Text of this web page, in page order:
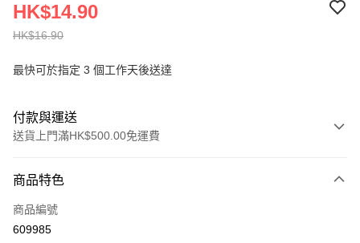
HK$16.90
HK$14.90
最快可於指定 3 個工作天後送達
付款與運送
送貨上門滿HK$500.00免運費
信用卡
AlipayHK
商品特色
商品編號
609985